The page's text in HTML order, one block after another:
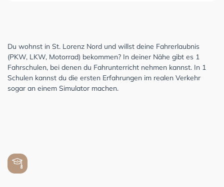
Du wohnst in St. Lorenz Nord und willst deine Fahrerlaubnis
(PKW, LKW, Motorrad) bekommen? In deiner Nähe gibt es 1
Fahrschulen, bei denen du Fahrunterricht nehmen kannst. In 1
Schulen kannst du die ersten Erfahrungen im realen Verkehr
sogar an einem Simulator machen.